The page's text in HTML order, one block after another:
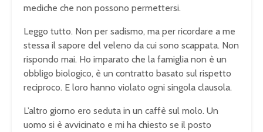
mediche che non possono permettersi.
Leggo tutto. Non per sadismo, ma per ricordare a me
stessa il sapore del veleno da cui sono scappata. Non
rispondo mai. Ho imparato che la famiglia non è un
obbligo biologico, è un contratto basato sul rispetto
reciproco. E loro hanno violato ogni singola clausola.
L’altro giorno ero seduta in un caffè sul molo. Un
uomo si è avvicinato e mi ha chiesto se il posto